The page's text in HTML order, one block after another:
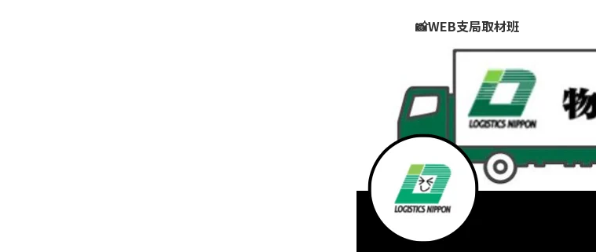
📸WEB支局取材班